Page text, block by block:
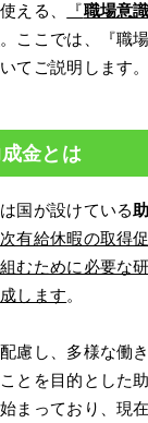
える、
『職場意
。ここでは、『職
てご説明します。
金とは
国が設けている
有給休暇の取得
むために必要な
します。
慮し、多様な働
とを目的とした助
まっており、現